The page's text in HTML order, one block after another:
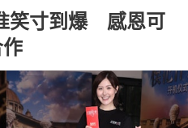
笑寸到爆 感恩可